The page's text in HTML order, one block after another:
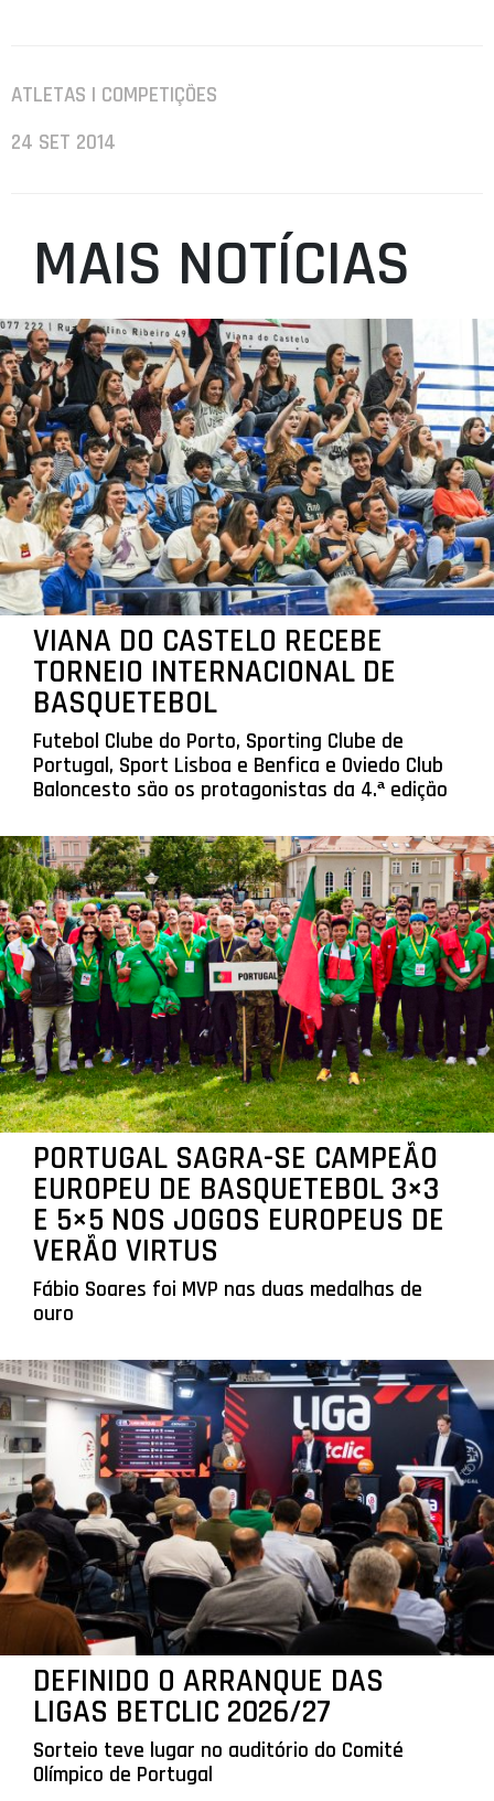
ATLETAS | COMPETIÇÕES
24 SET 2014
MAIS NOTÍCIAS
VIANA DO CASTELO RECEBE
TORNEIO INTERNACIONAL DE
BASQUETEBOL
Futebol Clube do Porto, Sporting Clube de
Portugal, Sport Lisboa e Benfica e Oviedo Club
Baloncesto são os protagonistas da 4.ª edição
PORTUGAL SAGRA-SE CAMPEÃO
EUROPEU DE BASQUETEBOL 3×3
E 5×5 NOS JOGOS EUROPEUS DE
VERÃO VIRTUS
Fábio Soares foi MVP nas duas medalhas de
ouro
DEFINIDO O ARRANQUE DAS
LIGAS BETCLIC 2026/27
Sorteio teve lugar no auditório do Comité
Olímpico de Portugal